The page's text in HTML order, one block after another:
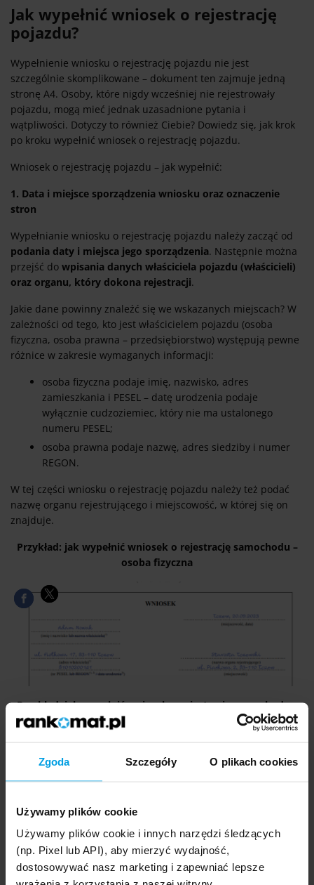
Zgoda Szczegóły O plikach cookies
Używamy plików cookie
Używamy plików cookie i innych narzędzi śledzących
(np. Pixel lub API), aby mierzyć wydajność,
dostosowywać nasz marketing i zapewniać lepsze
Jak wypełnić wniosek o rejestrację
pojazdu?
Wypełnienie wniosku o rejestrację pojazdu nie jest
szczególnie skomplikowane – dokument ten zajmuje jedną
stronę A4. Osoby, które nigdy wcześniej nie rejestrowały
pojazdu, mogą mieć jednak uzasadnione pytania i
wątpliwości. Dotyczy to również Ciebie? Dowiedz się, jak krok
po kroku wypełnić wniosek o rejestrację pojazdu.
Wniosek o rejestrację pojazdu – jak wypełnić:
1. Data i miejsce sporządzenia wniosku oraz oznaczenie
stron
Wypełnianie wniosku o rejestrację pojazdu należy zacząć od
podania daty i miejsca jego sporządzenia. Następnie można
przejść do wpisania danych właściciela pojazdu (właścicieli)
oraz organu, który dokona rejestracji.
Jakie dane powinny znaleźć się we wskazanych miejscach? W
zależności od tego, kto jest właścicielem pojazdu (osoba
fizyczna, osoba prawna – przedsiębiorstwo) występują pewne
różnice w zakresie wymaganych informacji:
osoba fizyczna podaje imię, nazwisko, adres
zamieszkania i PESEL – datę urodzenia podaje
wyłącznie cudzoziemiec, który nie ma ustalonego
numeru PESEL;
osoba prawna podaje nazwę, adres siedziby i numer
REGON.
W tej części wniosku o rejestrację pojazdu należy też podać
nazwę organu rejestrującego i miejscowość, w której się on
znajduje.
Przykład: jak wypełnić wniosek o rejestrację samochodu –
osoba fizyczna
Przykład: jak wypełnić wniosek o rejestrację samochodu –
2. Dane pojazdu, który ma zostać zarejestrowany